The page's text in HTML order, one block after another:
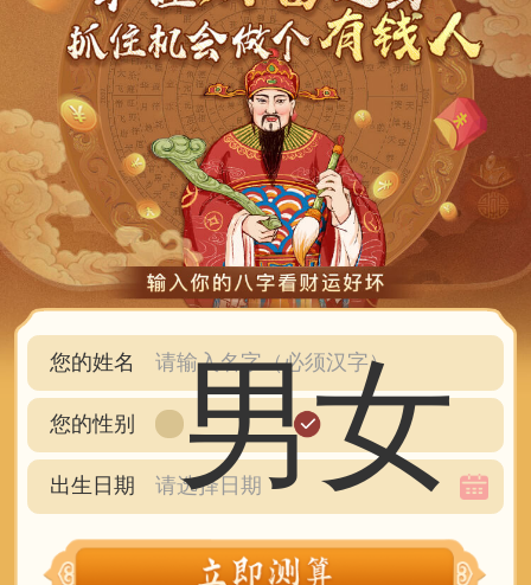
您的姓名
您的性别 男女
出生日期